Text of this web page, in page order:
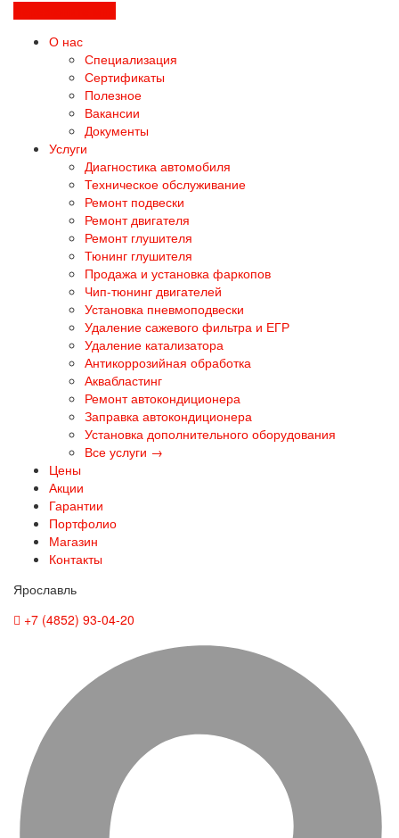
О нас
Специализация
Сертификаты
Полезное
Вакансии
Документы
Услуги
Диагностика автомобиля
Техническое обслуживание
Ремонт подвески
Ремонт двигателя
Ремонт глушителя
Тюнинг глушителя
Продажа и установка фаркопов
Чип-тюнинг двигателей
Установка пневмоподвески
Удаление сажевого фильтра и ЕГР
Удаление катализатора
Антикоррозийная обработка
Аквабластинг
Ремонт автокондиционера
Заправка автокондиционера
Установка дополнительного оборудования
Все услуги →
Цены
Акции
Гарантии
Портфолио
Магазин
Контакты
Ярославль
+7 (4852) 93-04-20